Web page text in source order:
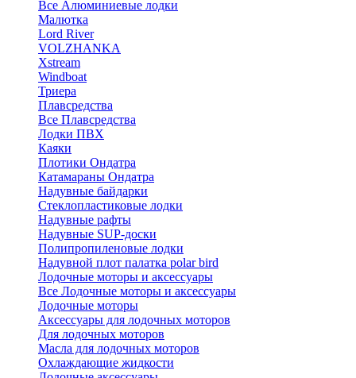
Все Алюминиевые лодки
Малютка
Lord River
VOLZHANKA
Xstream
Windboat
Триера
Плавсредства
Все Плавсредства
Лодки ПВХ
Каяки
Плотики Ондатра
Катамараны Ондатра
Надувные байдарки
Стеклопластиковые лодки
Надувные рафты
Надувные SUP-доски
Полипропиленовые лодки
Надувной плот палатка polar bird
Лодочные моторы и аксессуары
Все Лодочные моторы и аксессуары
Лодочные моторы
Аксессуары для лодочных моторов
Для лодочных моторов
Масла для лодочных моторов
Охлаждающие жидкости